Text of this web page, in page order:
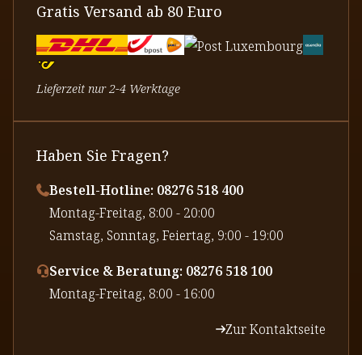
Gratis Versand ab 80 Euro
Lieferzeit nur 2-4 Werktage
Haben Sie Fragen?
Bestell-Hotline: 08276 518 400
⁠Montag-Freitag, 8:00 - 20:00
⁠Samstag, Sonntag, Feiertag, 9:00 - 19:00
Service & Beratung: 08276 518 100
⁠Montag-Freitag, 8:00 - 16:00
Zur Kontaktseite